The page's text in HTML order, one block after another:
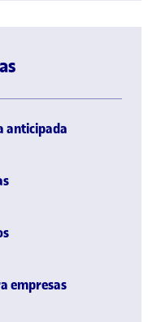
anticipada
empresas